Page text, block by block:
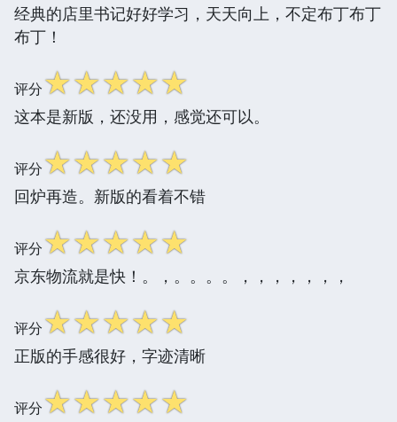
经典的店里书记好好学习，天天向上，不定布丁布丁
布丁！
评分☆☆☆☆☆
这本是新版，还没用，感觉还可以。
评分☆☆☆☆☆
回炉再造。新版的看着不错
评分☆☆☆☆☆
京东物流就是快！。，。。。。，，，，，，，
评分☆☆☆☆☆
正版的手感很好，字迹清晰
评分☆☆☆☆☆